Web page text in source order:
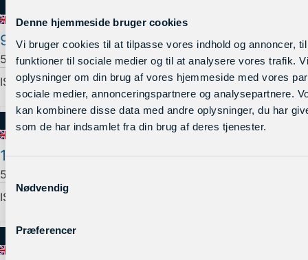
Denne hjemmeside bruger cookies
Vi bruger cookies til at tilpasse vores indhold og annoncer,
funktioner til sociale medier og til at analysere vores trafik.
oplysninger om din brug af vores hjemmeside med vores
sociale medier, annonceringspartnere og analysepartnere.
kan kombinere disse data med andre oplysninger, du har
som de har indsamlet fra din brug af deres tjenester.
Samtykkevalg
Nødvendig
Præferencer
Restparti
10 stk. tilbage
9 stk. Science Enquiry
500,00kr.ekskl. moms
ISBN:9scienceenquiry
Føj til kurv
10 stk. The Gamer
500,00
ISBN:
10thegamer
Nyhed